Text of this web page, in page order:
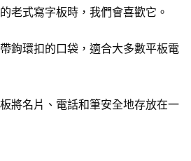
老式寫字板時，我們會喜歡它。
鉤環扣的口袋，適合大多數平板電
將名片、電話和筆安全地存放在一